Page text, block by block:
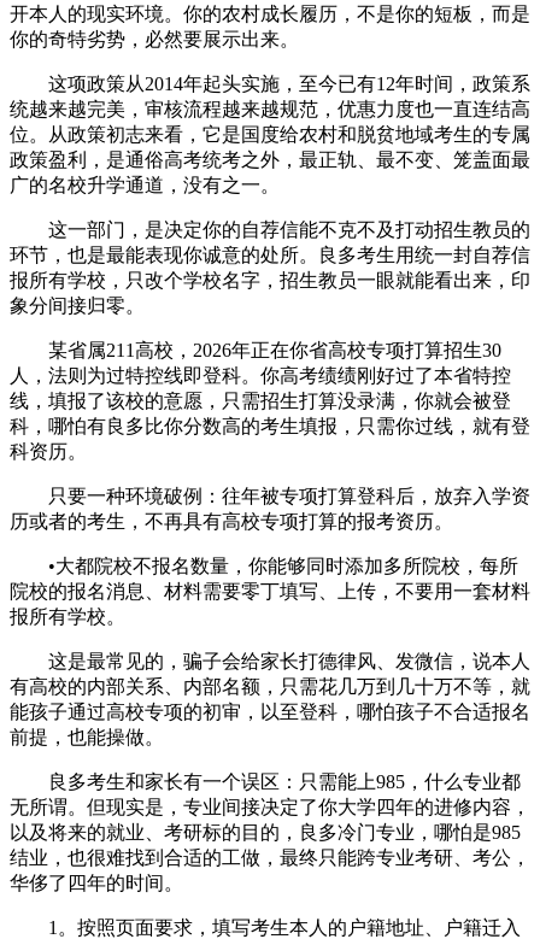
开本人的现实环境。你的农村成长履历，不是你的短板，而是
你的奇特劣势，必然要展示出来。
这项政策从2014年起头实施，至今已有12年时间，政策系
统越来越完美，审核流程越来越规范，优惠力度也一直连结高
位。从政策初志来看，它是国度给农村和脱贫地域考生的专属
政策盈利，是通俗高考统考之外，最正轨、最不变、笼盖面最
广的名校升学通道，没有之一。
这一部门，是决定你的自荐信能不克不及打动招生教员的
环节，也是最能表现你诚意的处所。良多考生用统一封自荐信
报所有学校，只改个学校名字，招生教员一眼就能看出来，印
象分间接归零。
某省属211高校，2026年正在你省高校专项打算招生30
人，法则为过特控线即登科。你高考绩绩刚好过了本省特控
线，填报了该校的意愿，只需招生打算没录满，你就会被登
科，哪怕有良多比你分数高的考生填报，只需你过线，就有登
科资历。
只要一种环境破例：往年被专项打算登科后，放弃入学资
历或者的考生，不再具有高校专项打算的报考资历。
•大都院校不报名数量，你能够同时添加多所院校，每所
院校的报名消息、材料需要零丁填写、上传，不要用一套材料
报所有学校。
这是最常见的，骗子会给家长打德律风、发微信，说本人
有高校的内部关系、内部名额，只需花几万到几十万不等，就
能孩子通过高校专项的初审，以至登科，哪怕孩子不合适报名
前提，也能操做。
良多考生和家长有一个误区：只需能上985，什么专业都
无所谓。但现实是，专业间接决定了你大学四年的进修内容，
以及将来的就业、考研标的目的，良多冷门专业，哪怕是985
结业，也很难找到合适的工做，最终只能跨专业考研、考公，
华侈了四年的时间。
1。按照页面要求，填写考生本人的户籍地址、户籍迁入